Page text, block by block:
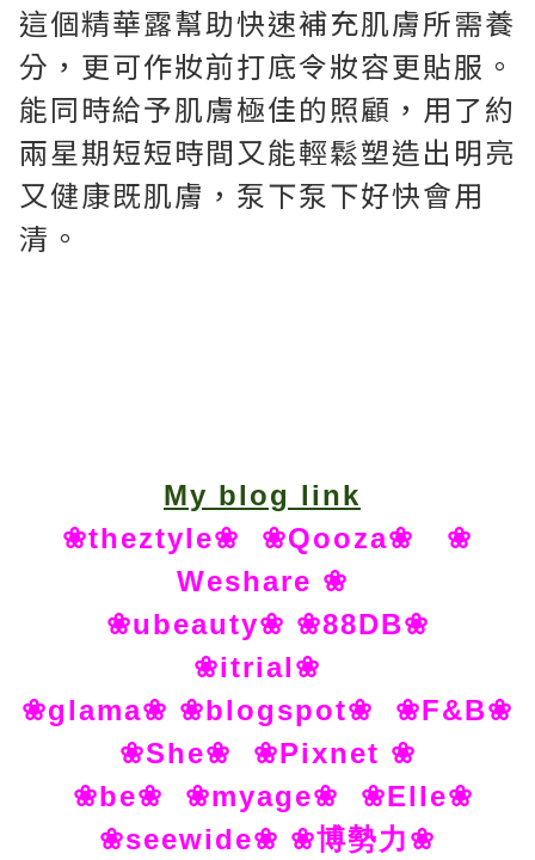
這個精華露幫助快速補充肌膚所需養
分，更可作妝前打底令妝容更貼服。
能同時給予肌膚極佳的照顧，用了約
兩星期短短時間又能輕鬆塑造出明亮
又健康既肌膚，泵下泵下好快會用
清。
My blog link
❀theztyle❀
❀Qooza❀
❀
Weshare ❀
❀ubeauty❀ ❀88DB❀
❀itrial❀
❀glama❀ ❀blogspot❀
❀F&B❀
❀She❀
❀Pixnet ❀
❀be❀
❀myage❀
❀Elle❀
❀seewide❀ ❀博勢力❀